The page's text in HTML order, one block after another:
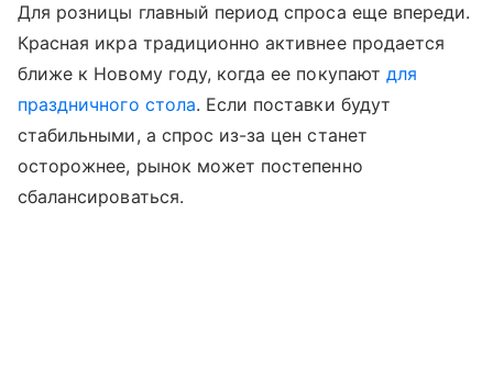
Для розницы главный период спроса еще впереди.
Красная икра традиционно активнее продается
ближе к Новому году, когда ее покупают для
праздничного стола. Если поставки будут
стабильными, а спрос из-за цен станет
осторожнее, рынок может постепенно
сбалансироваться.